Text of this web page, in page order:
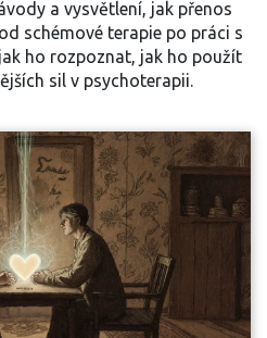
a vysvětlení, jak přenos
schémové terapie po práci s
ho rozpoznat, jak ho použít
sil v psychoterapii.